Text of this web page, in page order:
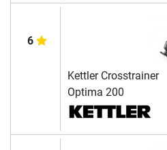
6
Kettler Crosstrainer
Optima 200